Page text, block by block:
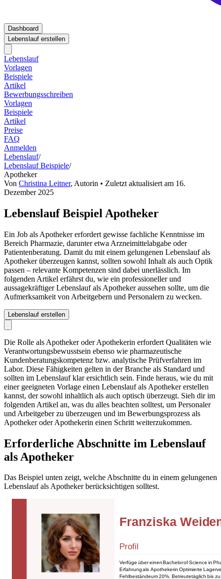
Dashboard
Lebenslauf erstellen
Lebenslauf
Vorlagen
Beispiele
Artikel
Bewerbungsschreiben
Vorlagen
Beispiele
Artikel
Preise
FAQ
Anmelden
Lebenslauf/
Lebenslauf Beispiele/
Apotheker
Von Christina Leitner, Autorin • Zuletzt aktualisiert am 16.
Dezember 2025
Lebenslauf Beispiel Apotheker
Ein Job als Apotheker erfordert gewisse fachliche Kenntnisse im
Bereich Pharmazie, darunter etwa Arzneimittelabgabe oder
Patientenberatung. Damit du mit einem gelungenen Lebenslauf als
Apotheker überzeugen kannst, sollten sowohl Inhalt als auch Optik
passen – relevante Kompetenzen sind dabei unerlässlich. Im
folgenden Artikel erfährst du, wie ein professioneller und
aussagekräftiger Lebenslauf als Apotheker aussehen sollte, um die
Aufmerksamkeit von Arbeitgebern und Personalern zu wecken.
Lebenslauf erstellen
Die Rolle als Apotheker oder Apothekerin erfordert Qualitäten wie
Verantwortungsbewusstsein ebenso wie pharmazeutische
Kundenberatungskompetenz bzw. analytische Prüfverfahren im
Labor. Diese Fähigkeiten gelten in der Branche als Standard und
sollten im Lebenslauf klar ersichtlich sein. Finde heraus, wie du mit
einer geeigneten Vorlage einen Lebenslauf als Apotheker erstellen
kannst, der sowohl inhaltlich als auch optisch überzeugt. Sieh dir im
folgenden Artikel an, was du alles beachten solltest, um Personaler
und Arbeitgeber zu überzeugen und im Bewerbungsprozess als
Apotheker oder Apothekerin einen Schritt weiterzukommen.
Erforderliche Abschnitte im Lebenslauf
als Apotheker
Das Beispiel unten zeigt, welche Abschnitte du in einem gelungenen
Lebenslauf als Apotheker berücksichtigen solltest.